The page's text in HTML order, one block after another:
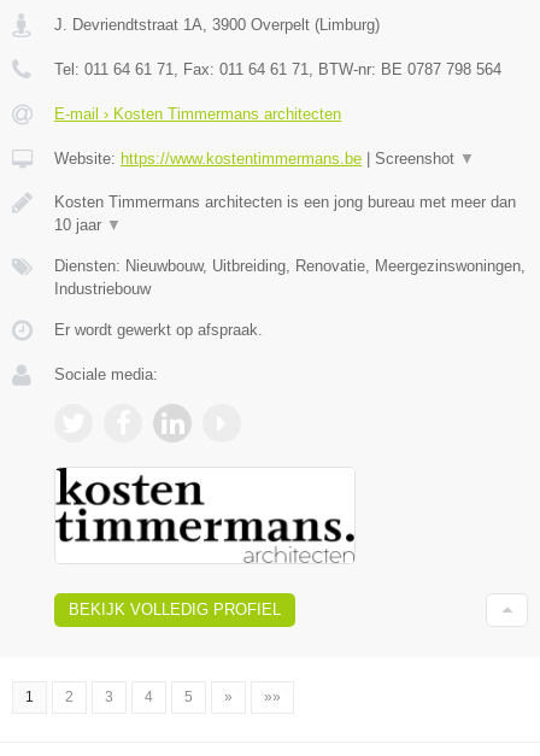
J. Devriendtstraat 1A 3900 Overpelt (Limburg)
Tel: 011 64 61 71 , Fax: 011 64 61 71 , BTW-nr: BE 0787 798 564
E-mail › Kosten Timmermans architecten
Website: https://www.kostentimmermans.be | Screenshot ▼
Kosten Timmermans architecten is een jong bureau met meer dan
10 jaar ▼
Diensten: Nieuwbouw, Uitbreiding, Renovatie, Meergezinswoningen,
Industriebouw
Er wordt gewerkt op afspraak.
Sociale media:
BEKIJK VOLLEDIG PROFIEL
1 2 3 4 5 » »»